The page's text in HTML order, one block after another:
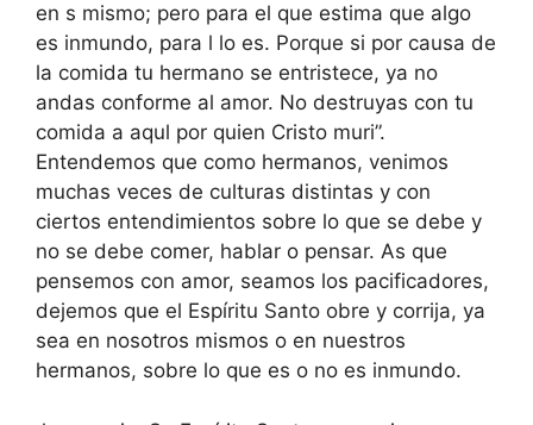
en s mismo; pero para el que estima que algo
es inmundo, para l lo es. Porque si por causa de
la comida tu hermano se entristece, ya no
andas conforme al amor. No destruyas con tu
comida a aqul por quien Cristo muri”.
Entendemos que como hermanos, venimos
muchas veces de culturas distintas y con
ciertos entendimientos sobre lo que se debe y
no se debe comer, hablar o pensar. As que
pensemos con amor, seamos los pacificadores,
dejemos que el Espíritu Santo obre y corrija, ya
sea en nosotros mismos o en nuestros
hermanos, sobre lo que es o no es inmundo.